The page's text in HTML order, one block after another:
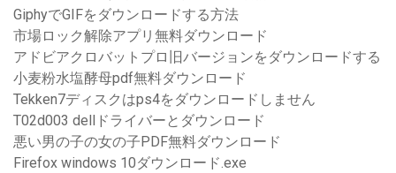
GiphyでGIFをダウンロードする方法
市場ロック解除アプリ無料ダウンロード
アドビアクロバットプロ旧バージョンをダウンロードする
小麦粉水塩酵母pdf無料ダウンロード
Tekken7ディスクはps4をダウンロードしません
T02d003 dellドライバーとダウンロード
悪い男の子の女の子PDF無料ダウンロード
Firefox windows 10ダウンロード.exe